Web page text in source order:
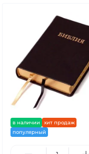
в наличии
хит продаж
популярный